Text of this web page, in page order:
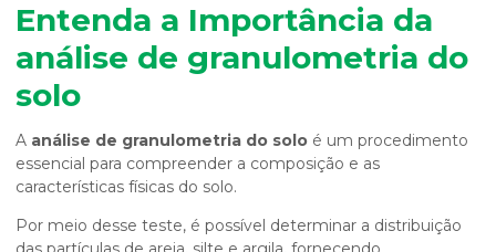
Entenda a Importância da
análise de granulometria do
solo
A análise de granulometria do solo é um procedimento
essencial para compreender a composição e as
características físicas do solo.
Por meio desse teste, é possível determinar a distribuição